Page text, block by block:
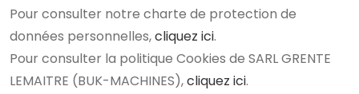
Pour consulter notre charte de protection de
données personnelles,cliquez ici.
Pour consulter la politique Cookies de SARL GRENTE
LEMAITRE (BUK-MACHINES),cliquez ici.